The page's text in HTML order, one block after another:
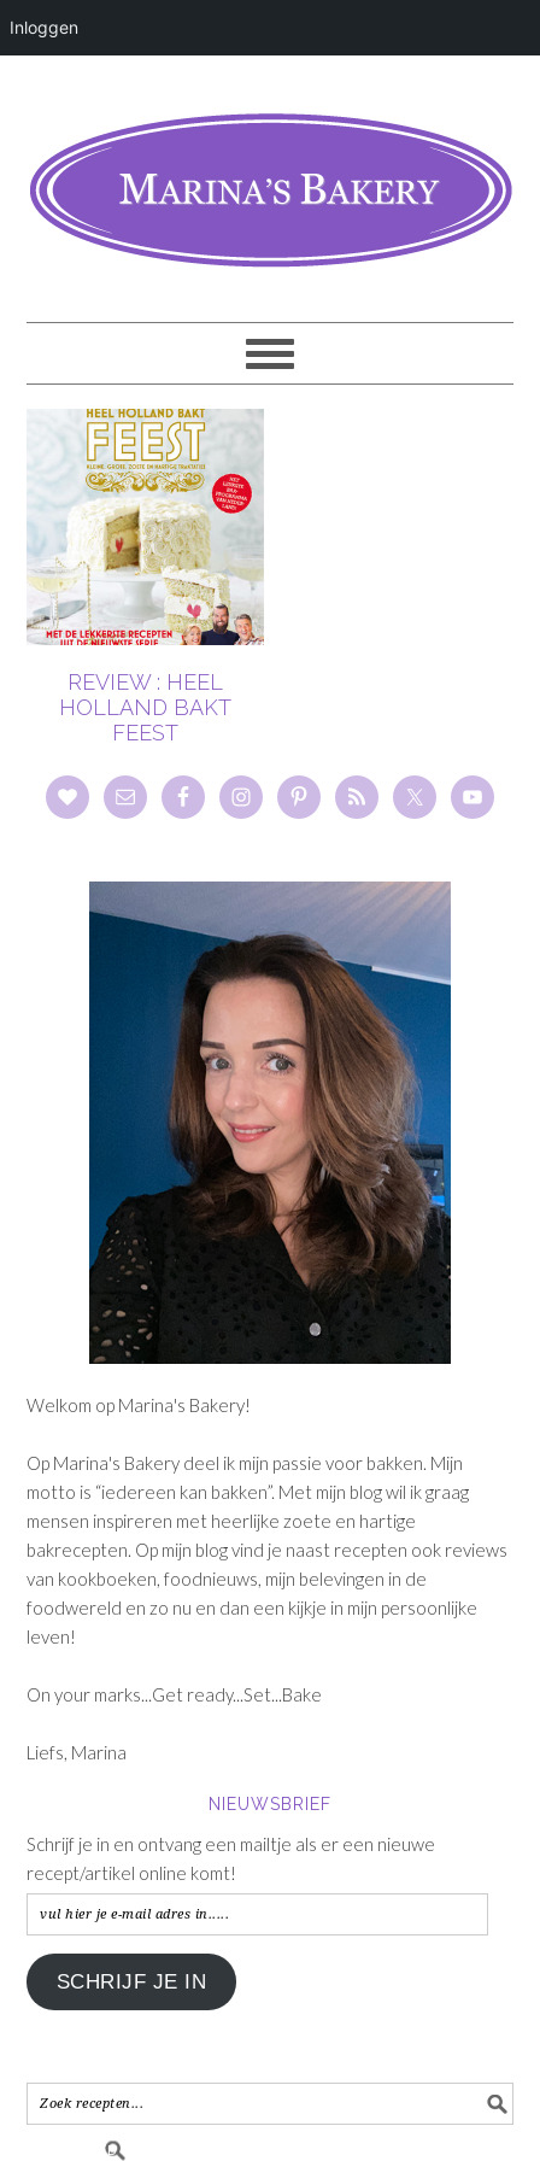
Inloggen
REVIEW : HEEL
HOLLAND BAKT
FEEST
Welkom op Marina's Bakery!
Op Marina's Bakery deel ik mijn passie voor bakken. Mijn
motto is “iedereen kan bakken”. Met mijn blog wil ik graag
mensen inspireren met heerlijke zoete en hartige
bakrecepten. Op mijn blog vind je naast recepten ook reviews
van kookboeken, foodnieuws, mijn belevingen in de
foodwereld en zo nu en dan een kijkje in mijn persoonlijke
leven!
On your marks...Get ready...Set...Bake
Liefs, Marina
NIEUWSBRIEF
Schrijf je in en ontvang een mailtje als er een nieuwe
recept/artikel online komt!
vul
hier
je
e-
in.....
SCHRIJF JE IN